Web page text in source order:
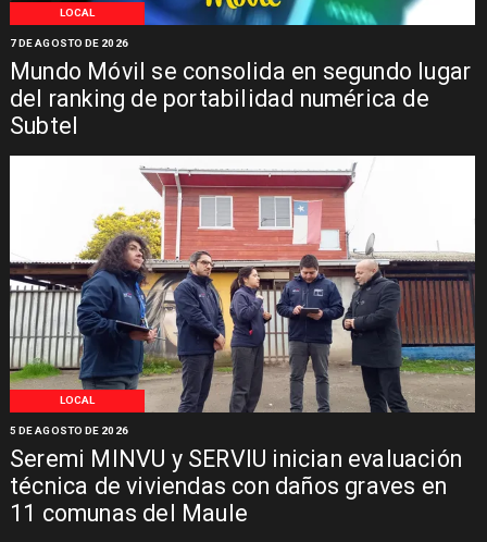
LOCAL
Mundo Móvil se consolida en segundo lugar
del ranking de portabilidad numérica de
Subtel
7 DE AGOSTO DE 2026
LOCAL
Seremi MINVU y SERVIU inician evaluación
técnica de viviendas con daños graves en
11 comunas del Maule
5 DE AGOSTO DE 2026